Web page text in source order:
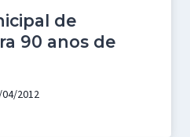
de
90 anos de
2012